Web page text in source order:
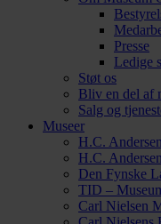
Presse
Ledige
Støt os
Bliv en del af
Salg og
Museer
H.C.
H.C.
Den Fynske
TID –
Carl Nielsen